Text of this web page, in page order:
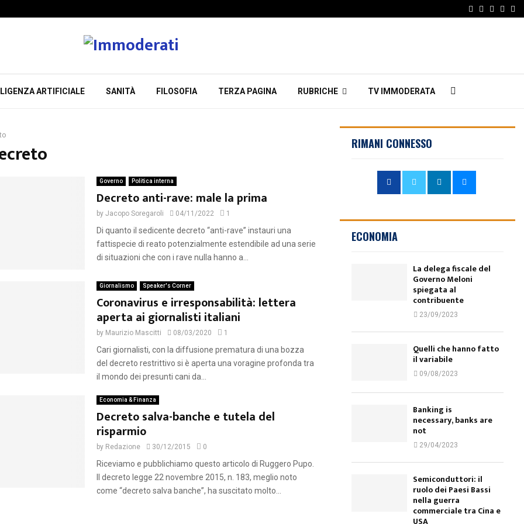
Facebook
Twitter
ARTIFICIALE SANITÀ FILOSOFIA TERZA PAGINA RUBRICHE TV IMMODERATA
Governo Politica interna
Decreto anti-rave: male la prima
by Jacopo Soregaroli 04/11/2022 1
Di quanto il sedicente decreto “anti-rave” instauri una
fattispecie di reato potenzialmente estendibile ad una serie
di situazioni che con i rave nulla hanno a...
Giornalismo Speaker's Corner
Coronavirus e irresponsabilità: lettera
aperta ai giornalisti italiani
by Maurizio Mascitti 08/03/2020 1
Cari giornalisti, con la diffusione prematura di una bozza
del decreto restrittivo si è aperta una voragine profonda tra
il mondo dei presunti cani da...
Economia & Finanza
Decreto salva-banche e tutela del
risparmio
by Redazione 30/12/2015 0
Riceviamo e pubblichiamo questo articolo di Ruggero Pupo.
Il decreto legge 22 novembre 2015, n. 183, meglio noto
come “decreto salva banche”, ha suscitato molto...
RIMANI CONNESSO
ECONOMIA
La delega fiscale del
Governo Meloni
spiegata al
contribuente
23/09/2023
Quelli che hanno fatto
il variabile
09/08/2023
Banking is
necessary, banks are
not
29/04/2023
Semiconduttori: il
ruolo dei Paesi Bassi
nella guerra
commerciale tra Cina e